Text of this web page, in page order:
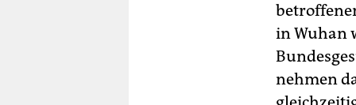
in Wuhan
nehmen